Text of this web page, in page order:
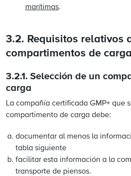
marítimas.
3.2. Requisitos relativos
compartimentos de carga
3.2.1. Selección de un
carga
La compañía certificada GMP+ que
compartimento de carga debe:
documentar al menos la
tabla siguiente
facilitar esta información a la
transporte de piensos.